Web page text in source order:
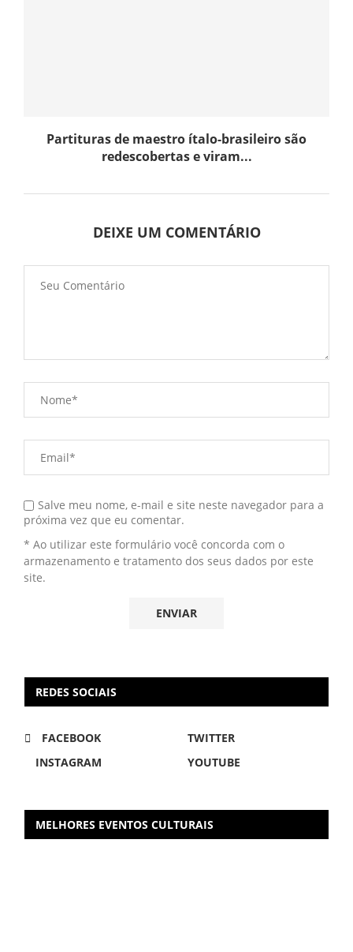
Partituras de maestro ítalo-brasileiro são
redescobertas e viram...
DEIXE UM COMENTÁRIO
Salve meu nome, e-mail e site neste navegador para a
próxima vez que eu comentar.
* Ao utilizar este formulário você concorda com o
armazenamento e tratamento dos seus dados por este
site.
REDES SOCIAIS
FACEBOOK
TWITTER
INSTAGRAM
YOUTUBE
MELHORES EVENTOS CULTURAIS